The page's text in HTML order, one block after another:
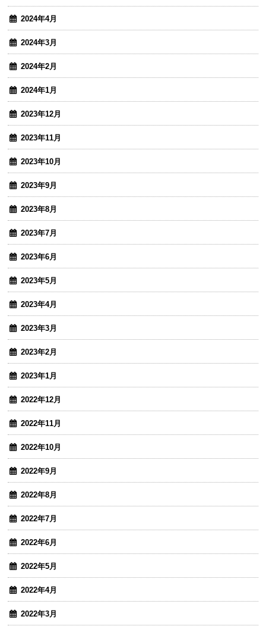
2024年4月
2024年3月
2024年2月
2024年1月
2023年12月
2023年11月
2023年10月
2023年9月
2023年8月
2023年7月
2023年6月
2023年5月
2023年4月
2023年3月
2023年2月
2023年1月
2022年12月
2022年11月
2022年10月
2022年9月
2022年8月
2022年7月
2022年6月
2022年5月
2022年4月
2022年3月